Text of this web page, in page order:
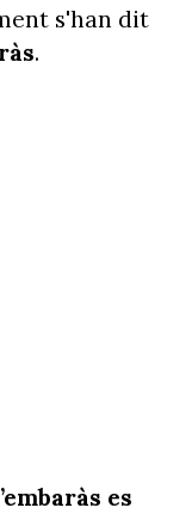
s'han dit
.
es